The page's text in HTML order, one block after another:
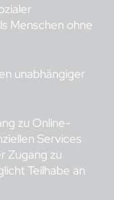
Menschen ohne
unabhängiger
zu Online-
Services
Zugang zu
Teilhabe an